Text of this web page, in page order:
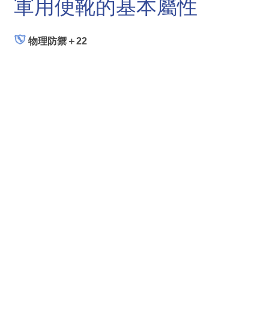
軍用便靴的基本屬性
物理防禦＋22